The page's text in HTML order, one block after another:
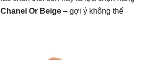
Chanel Or Beige – gợi ý không thể